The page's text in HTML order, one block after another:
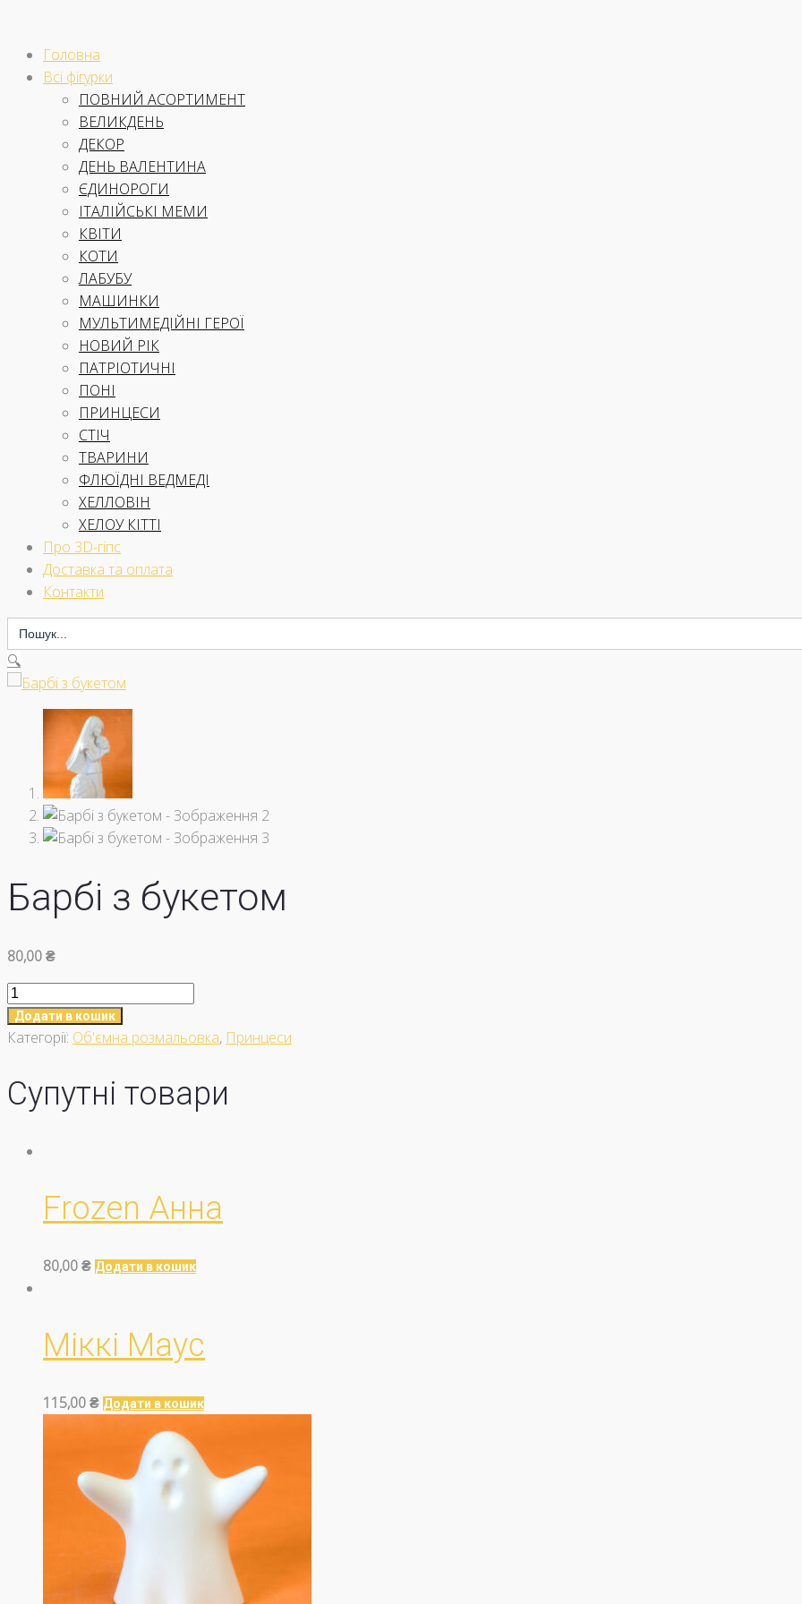
contentГоловна
Всі фігурки
ПОВНИЙ АСОРТИМЕНТ
ВЕЛИКДЕНЬ
ДЕКОР
ДЕНЬ ВАЛЕНТИНА
ЄДИНОРОГИ
ІТАЛІЙСЬКІ МЕМИ
КВІТИ
КОТИ
ЛАБУБУ
МАШИНКИ
МУЛЬТИМЕДІЙНІ ГЕРОЇ
НОВИЙ РІК
ПАТРІОТИЧНІ
ПОНІ
ПРИНЦЕСИ
СТІЧ
ТВАРИНИ
ФЛЮЇДНІ ВЕДМЕДІ
ХЕЛЛОВІН
ХЕЛОУ КІТТІ
Про 3D-гіпс
Доставка та оплата
Контакти
Search
for:
🔍
Барбі з букетом
80,00₴
Барбі
з
букетом
Додати в кошик
Категорії: Об'ємна розмальовка, Принцеси
Супутні товари
Frozen Анна
80,00₴ Додати в кошик
Міккі Маус
115,00₴ Додати в кошик